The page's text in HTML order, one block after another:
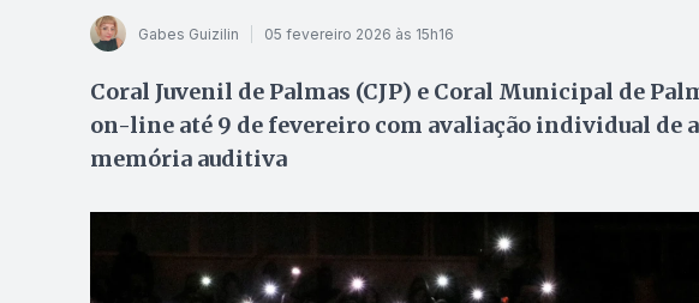
Gabes Guizilin 05 fevereiro 2026 às 15h16
Coral Juvenil de Palmas (CJP) e Coral Municipal de
on-line até 9 de fevereiro com avaliação individual de
memória auditiva